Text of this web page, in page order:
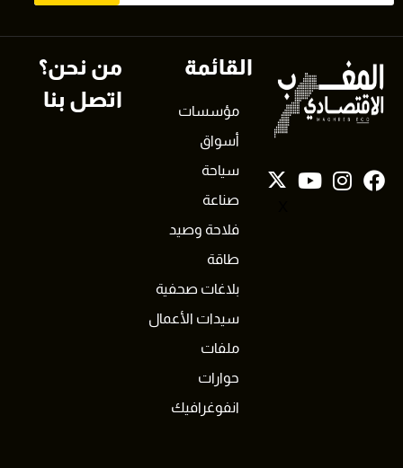
القائمة
مؤسسات
أسواق
سياحة
صناعة
فلاحة وصيد
طاقة
بلاغات صحفية
سيدات الأعمال
ملفات
حوارات
انفوغرافيك
من نحن؟
اتصل بنا